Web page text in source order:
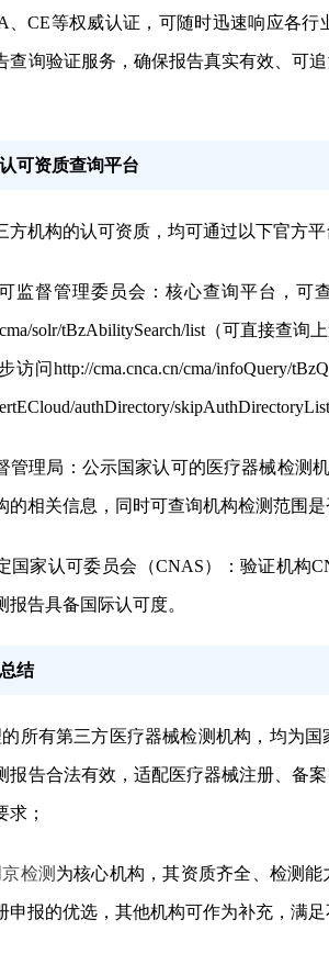
、CE等权威认证，可随时迅速响应各
查询验证服务，确保报告真实有效、可
可资质查询平台
方机构的认可资质，均可通过以下官方
监督管理委员会：核心查询平台，可
cma/solr/tBzAbilitySearch/list（可直接查
问http://cma.cnca.cn/cma/infoQuery/
authDirectory/skipAuthDirectoryList
管理局：公示国家认可的医疗器械检测
的相关信息，同时可查询机构检测范围是
国家认可委员会（CNAS）：验证机构
报告具备国际认可度。
结
所有第三方医疗器械检测机构，均为
报告合法有效，适配医疗器械注册、备
求；
检测 为核心机构，其资质齐全、检测
申报的优选，其他机构可作为补充，满